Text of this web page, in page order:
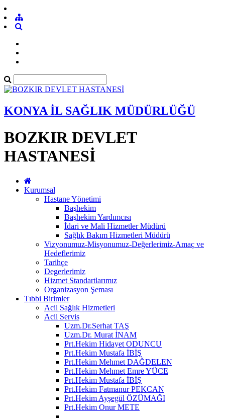
KONYA İL SAĞLIK MÜDÜRLÜĞÜ
BOZKIR DEVLET
HASTANESİ
Kurumsal
Hastane Yönetimi
Başhekim
Başhekim Yardımcısı
İdari ve Mali Hizmetler Müdürü
Sağlık Bakım Hizmetleri Müdürü
Vizyonumuz-Misyonumuz-Değerlerimiz-Amaç ve
Hedeflerimiz
Tarihçe
Degerlerimiz
Hizmet Standartlarımız
Organizasyon Şeması
Tıbbi Birimler
Acil Sağlık Hizmetleri
Acil Servis
Uzm.Dr.Serhat TAŞ
Uzm.Dr. Murat İNAM
Prt.Hekim Hidayet ODUNCU
Prt.Hekim Mustafa İBİŞ
Prt.Hekim Mehmet DAĞDELEN
Prt.Hekim Mehmet Emre YÜCE
Prt.Hekim Mustafa İBİŞ
Prt.Hekim Fatmanur PEKCAN
Prt.Hekim Ayşegül ÖZÜMAĞI
Prt.Hekim Onur METE